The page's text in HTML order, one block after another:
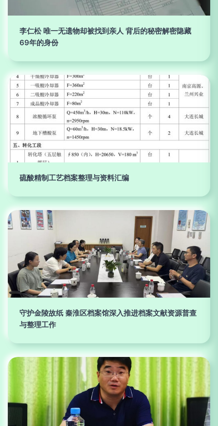
李仁松 唯一无遗物却被找到亲人 背后的秘密解密隐藏
69年的身份
硫酸精制工艺档案整理与资料汇编
守护金陵故纸 秦淮区档案馆深入推进档案文献资源普查
与整理工作